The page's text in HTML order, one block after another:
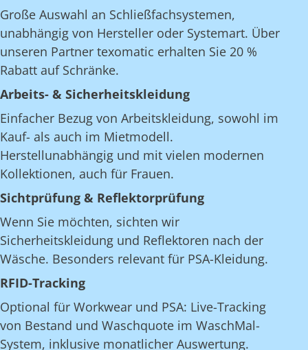
Große Auswahl an Schließfachsystemen,
unabhängig von Hersteller oder Systemart. Über
unseren Partner texomatic erhalten Sie 20 %
Rabatt auf Schränke.
Arbeits- & Sicherheitskleidung
Einfacher Bezug von Arbeitskleidung, sowohl im
Kauf- als auch im Mietmodell.
Herstellunabhängig und mit vielen modernen
Kollektionen, auch für Frauen.
Sichtprüfung & Reflektorprüfung
Wenn Sie möchten, sichten wir
Sicherheitskleidung und Reflektoren nach der
Wäsche. Besonders relevant für PSA-Kleidung.
RFID-Tracking
Optional für Workwear und PSA: Live-Tracking
von Bestand und Waschquote im WaschMal-
System, inklusive monatlicher Auswertung.